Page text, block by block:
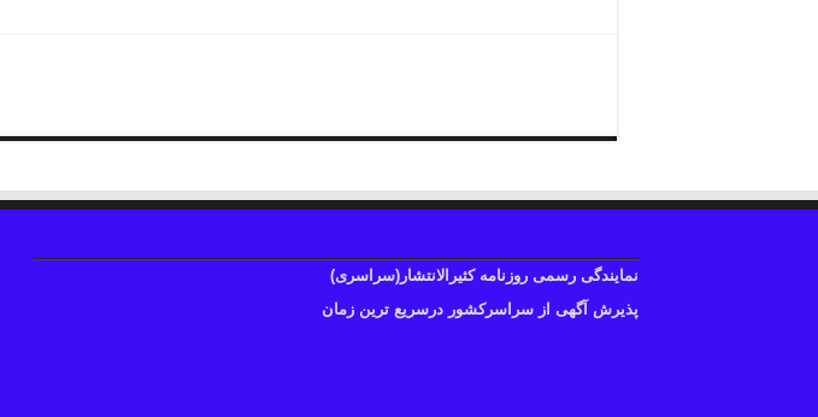
نمایندگی رسمی روزنامه کثیرالانتشار(سراسری)
پذیرش آگهی از سراسرکشور درسریع ترین زمان